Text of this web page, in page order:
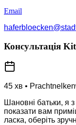
Email
Консультація
45 хв •
Шановні батьки, я
показати вам
ласка, оберіть